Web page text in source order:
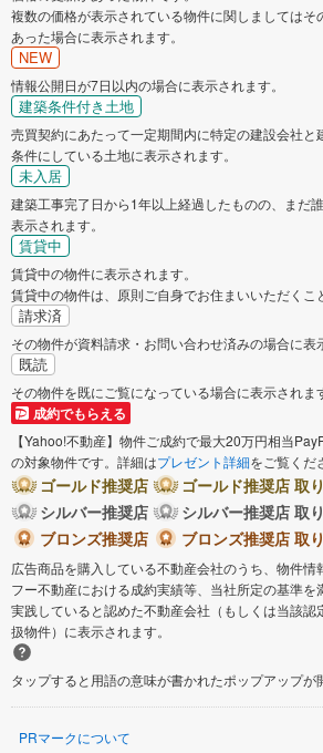
複数の価格が表示されている物件に関しましてはそ
あった場合に表示されます。
NEW
情報公開日が7日以内の場合に表示されます。
建築条件付き土地
売買契約にあたって一定期間内に特定の建設会社と
条件にしている土地に表示されます。
未入居
建築工事完了日から1年以上経過したものの、まだ
表示されます。
賃貸中
賃貸中の物件に表示されます。
賃貸中の物件は、原則ご自身でお住まいいただくこ
請求済
その物件が資料請求・お問い合わせ済みの場合に表
既読
その物件を既にご覧になっている場合に表示されま
成約でもらえる
【Yahoo!不動産】物件ご成約で最大20万円相当
の対象物件です。詳細はプレゼント詳細をご覧くだ
ゴールド推奨店
ゴールド推奨店 取
シルバー推奨店
シルバー推奨店 取
ブロンズ推奨店
ブロンズ推奨店 取
広告商品を購入している不動産会社のうち、物件情
フー不動産における成約実績等、当社所定の基準を
実践していると認めた不動産会社（もしくは当該認
扱物件）に表示されます。
タップすると用語の意味が書かれたポップアップが
PRマークについて